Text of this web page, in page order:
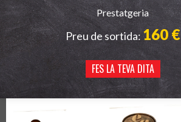
Prestatgeria
Preu de sortida: 160 €
FES LA TEVA DITA